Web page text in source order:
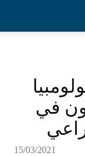
في
15/03/2021